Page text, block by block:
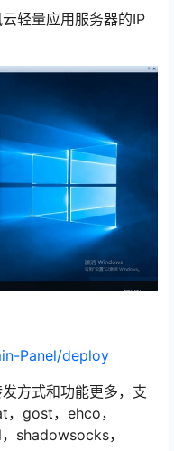
轻量应用服务器的IP
Panel/deploy
方式和功能更多，支
gost，ehco，
shadowsocks，